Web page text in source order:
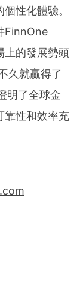
性化體驗。
FinnOne
上的發展勢頭
久就贏得了
明了全球金
靠性和效率充